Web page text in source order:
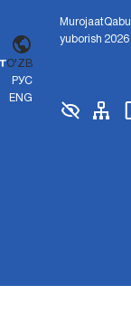
O'ZB
РУС
ENG
Murojaat
yuborish
Qabul
2026